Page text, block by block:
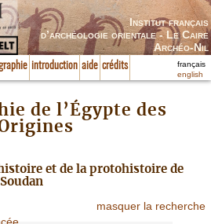
Institut français
d’archéologie orientale - Le Caire
Archéo-Nil
introduction aide crédits
français
english
de l’Égypte des
et de la protohistoire de
masquer la recherche